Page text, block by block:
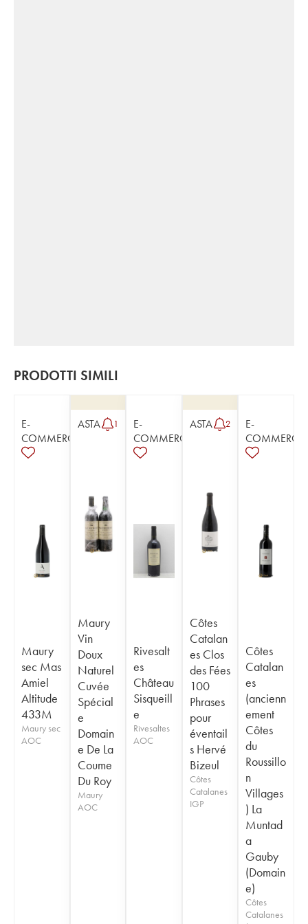
PRODOTTI SIMILI
E-
COMMERCE
Maury
sec Mas
Amiel
Altitude
433M
Maury sec
AOC
ASTA 1
Maury
Vin
Doux
Naturel
Cuvée
Spécial
e
Domain
e De La
Coume
Du Roy
Maury
AOC
E-
COMMERCE
Rivesalt
es
Château
Sisqueill
e
Rivesaltes
AOC
ASTA 2
Côtes
Catalan
es Clos
des Fées
100
Phrases
pour
éventail
s Hervé
Bizeul
Côtes
Catalanes
IGP
E-
COMMERCE
Côtes
Catalan
es
(ancienn
ement
Côtes
du
Roussillo
n
Villages
) La
Muntad
a
Gauby
(Domain
e)
Côtes
Catalanes